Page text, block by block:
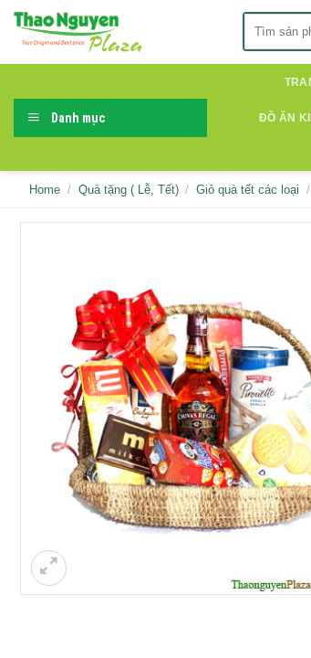
Skip
Danh mục ĐỒ ĂN
Home / Quà tặng ( Lễ, Tết) / Giỏ quà tết các loại /